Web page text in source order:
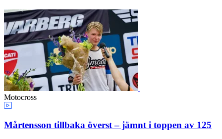
Motocross
Mårtensson tillbaka överst – jämnt i toppen av 125